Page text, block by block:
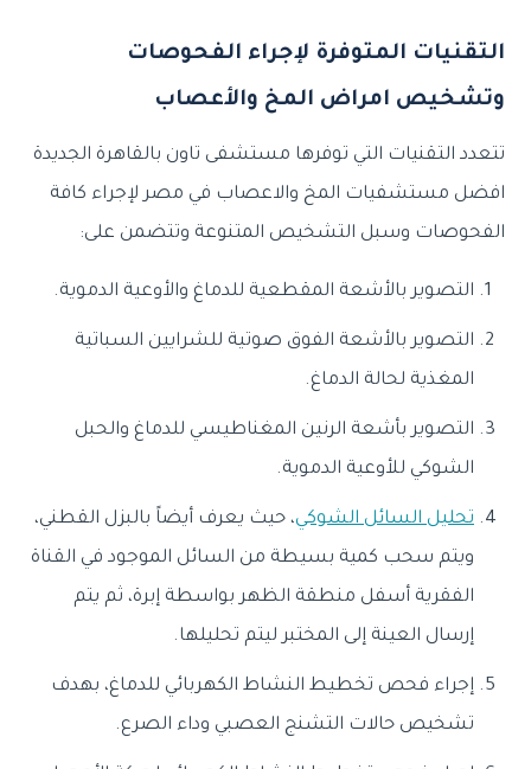
التقنيات المتوفرة لإجراء الفحوصات
وتشخيص امراض المخ والأعصاب
تتعدد التقنيات التي توفرها مستشفى تاون بالقاهرة الجديدة
افضل مستشفيات المخ والاعصاب في مصر لإجراء كافة
الفحوصات وسبل التشخيص المتنوعة وتتضمن على:
التصوير بالأشعة المقطعية للدماغ والأوعية الدموية.
التصوير بالأشعة الفوق صوتية للشرايين السباتية
المغذية لحالة الدماغ.
التصوير بأشعة الرنين المغناطيسي للدماغ والحبل
الشوكي للأوعية الدموية.
تحليل السائل الشوكي، حيث يعرف أيضاً بالبزل القطني،
ويتم سحب كمية بسيطة من السائل الموجود في القناة
الفقرية أسفل منطقة الظهر بواسطة إبرة، ثم يتم
إرسال العينة إلى المختبر ليتم تحليلها.
إجراء فحص تخطيط النشاط الكهربائي للدماغ، بهدف
تشخيص حالات التشنج العصبي وداء الصرع.